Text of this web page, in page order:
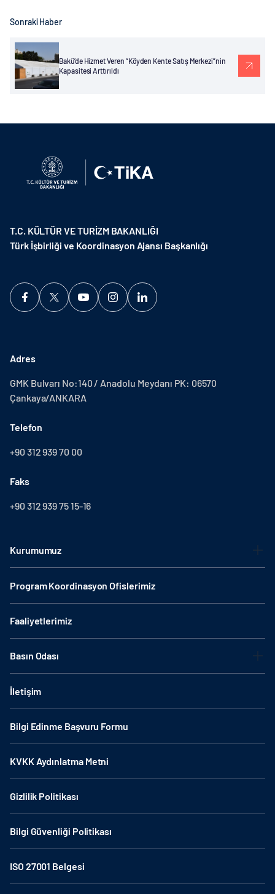
Sonraki Haber
Bakü’de Hizmet Veren “Köyden Kente Satış Merkezi”nin
Kapasitesi Arttırıldı
T.C. KÜLTÜR VE TURİZM BAKANLIĞI
Türk İşbirliği ve Koordinasyon Ajansı Başkanlığı
Adres
GMK Bulvarı No:140 / Anadolu Meydanı PK: 06570
Çankaya/ANKARA
Telefon
+90 312 939 70 00
Faks
+90 312 939 75 15-16
Kurumumuz
Program Koordinasyon Ofislerimiz
Faaliyetlerimiz
Basın Odası
İletişim
Bilgi Edinme Başvuru Formu
KVKK Aydınlatma Metni
Gizlilik Politikası
Bilgi Güvenliği Politikası
ISO 27001 Belgesi